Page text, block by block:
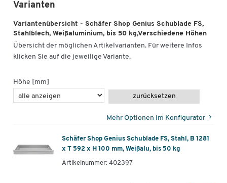
Varianten
Variantenübersicht - Schäfer Shop Genius Schublade FS,
Stahlblech, Weißaluminium, bis 50 kg,Verschiedene Höhen
Übersicht der möglichen Artikelvarianten. Für weitere Infos
klicken Sie auf die jeweilige Variante.
Höhe [mm]
zurücksetzen
Mehr Optionen im Konfigurator
Schäfer Shop Genius Schublade FS, Stahl, B 1281
x T 592 x H 100 mm, Weißalu, bis 50 kg
Artikelnummer: 402397